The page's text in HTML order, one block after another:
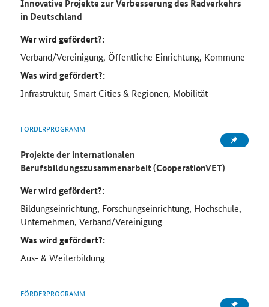
Innovative Projekte zur Verbesserung des Radverkehrs
in Deutschland
Wer wird gefördert?:
Verband/Vereinigung, Öffentliche Einrichtung, Kommune
Was wird gefördert?:
Infrastruktur, Smart Cities & Regionen, Mobilität
FÖRDERPROGRAMM
Projekte der internationalen
Berufsbildungszusammenarbeit (CooperationVET)
Wer wird gefördert?:
Bildungseinrichtung, Forschungseinrichtung, Hochschule,
Unternehmen, Verband/Vereinigung
Was wird gefördert?:
Aus- & Weiterbildung
FÖRDERPROGRAMM